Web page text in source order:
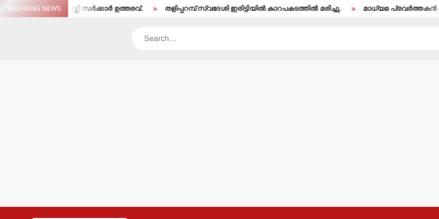
SkipBREAKING NEWS
തരംതാഴ്ത്തി സര്‍ക്കാര്‍ ഉത്തരവ്. തളിപ്പറമ്പ് സ്വദേശി ഇരിട്ടിയില്‍ കാറപകടത്തില്‍ മരിച്ചു. മാധ്യമ പ്രവര്‍ത്തകന്‍
Search